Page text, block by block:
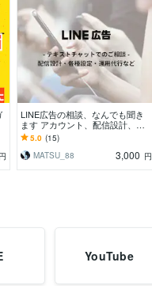
円
LINE広告の相談、なんでも聞き
ます アカウント、配信設計、不
具合、質問、相談、何でも解決！
5.0 (15)
MATSU_88
3,000 円
YouTube